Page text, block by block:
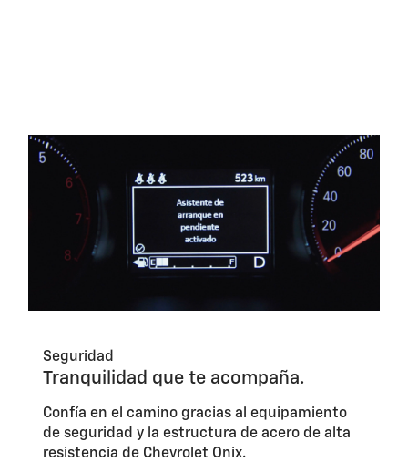
Seguridad
Tranquilidad que te acompaña.
Confía en el camino gracias al equipamiento
de seguridad y la estructura de acero de alta
resistencia de Chevrolet Onix.